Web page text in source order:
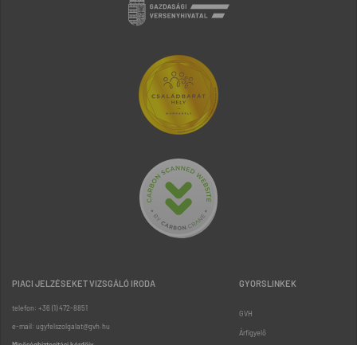
PIACI JELZÉSEKET VIZSGÁLÓ IRODA
telefon: +36 (1) 472-8851
e-mail: ugyfelszolgalat@gvh.hu
GYORSLINKEK
GVH
Árfigyelő